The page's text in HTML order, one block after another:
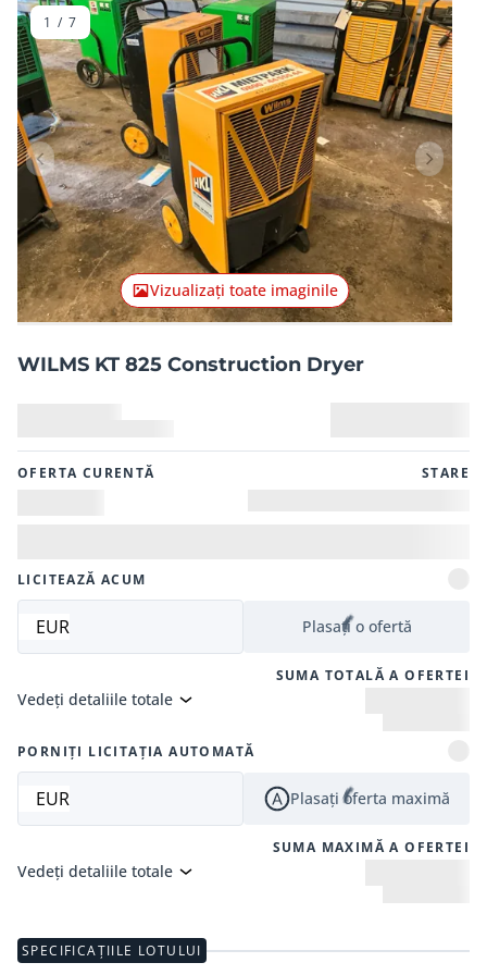
Articolul anterior
Vizualizați toate imaginile
1 / 7
WILMS KT 825 Construction Dryer
OFERTA CURENTĂ STARE
LICITEAZĂ ACUM
EUR Plasați o ofertă
SUMA TOTALĂ A OFERTEI
Vedeți detaliile totale
PORNIȚI LICITAȚIA AUTOMATĂ
EUR Plasați oferta maximă
SUMA MAXIMĂ A OFERTEI
Vedeți detaliile totale
SPECIFICAȚIILE LOTULUI